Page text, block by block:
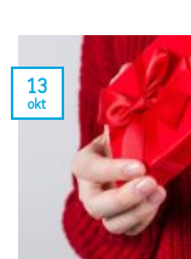
13
okt